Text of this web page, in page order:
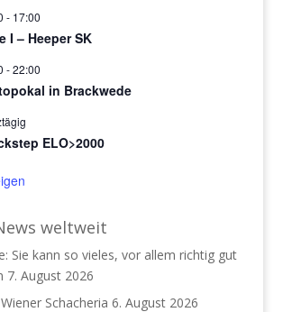
- 17:00
I – Heeper SK
-22:00
in Brackwede
ELO>2000
weltweit
Sie kann so vieles, vor allem richtig gut
7. August 2026
Schacheria 6. August 2026